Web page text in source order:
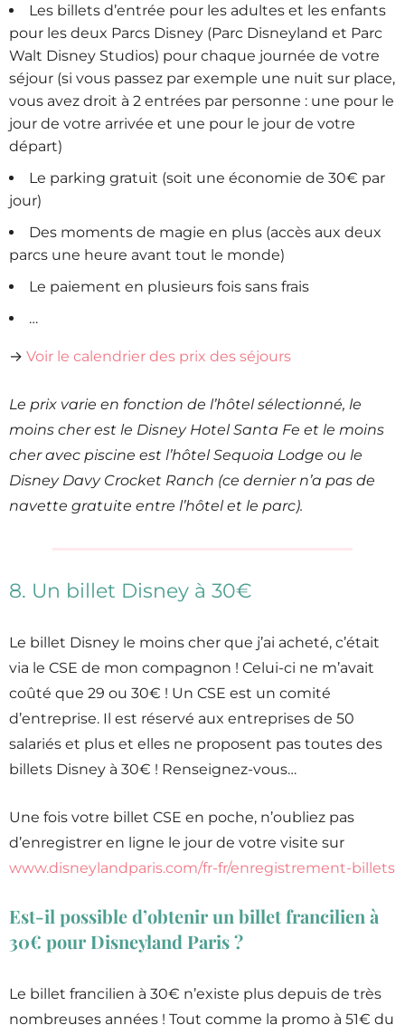
Les billets d’entrée pour les adultes et les enfants
pour les deux Parcs Disney (Parc Disneyland et Parc
Walt Disney Studios) pour chaque journée de votre
séjour (si vous passez par exemple une nuit sur place,
vous avez droit à 2 entrées par personne : une pour le
jour de votre arrivée et une pour le jour de votre
départ)
Le parking gratuit (soit une économie de 30€ par
jour)
Des moments de magie en plus (accès aux deux
parcs une heure avant tout le monde)
Le paiement en plusieurs fois sans frais
…
→ Voir le calendrier des prix des séjours
Le prix varie en fonction de l’hôtel sélectionné, le
moins cher est le Disney Hotel Santa Fe et le moins
cher avec piscine est l’hôtel Sequoia Lodge ou le
Disney Davy Crocket Ranch (ce dernier n’a pas de
navette gratuite entre l’hôtel et le parc).
8. Un billet Disney à 30€
Le billet Disney le moins cher que j’ai acheté, c’était
via le CSE de mon compagnon ! Celui-ci ne m’avait
coûté que 29 ou 30€ ! Un CSE est un comité
d’entreprise. Il est réservé aux entreprises de 50
salariés et plus et elles ne proposent pas toutes des
billets Disney à 30€ ! Renseignez-vous…
Une fois votre billet CSE en poche, n’oubliez pas
d’enregistrer en ligne le jour de votre visite sur
www.disneylandparis.com/fr-fr/enregistrement-billets
Est-il possible d’obtenir un billet francilien à
30€ pour Disneyland Paris ?
Le billet francilien à 30€ n’existe plus depuis de très
nombreuses années ! Tout comme la promo à 51€ du